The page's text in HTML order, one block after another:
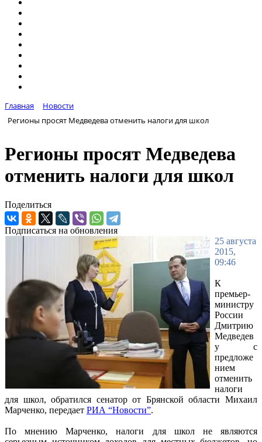
Главная
Новости
Регионы просят Медведева отменить налоги для школ
Регионы просят Медведева
отменить налоги для школ
Поделиться
Подписаться на обновления
25 августа
2015,
09:46
К
премьер-
министру
России
Дмитрию
Медведев
у с
предложе
нием
отменить
налоги
для школ, обратился сенатор от Брянской области Михаил
Марченко, передает РИА “Новости”.
По мнению Марченко, налоги для школ не являются